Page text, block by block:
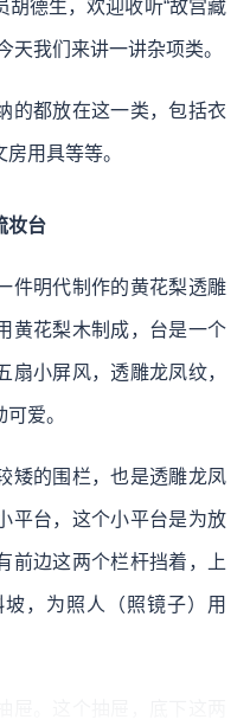
德生，欢迎收听“故宫藏
天我们来讲一讲杂项类。
的都放在这一类，包括衣
用具等等。
妆台
件明代制作的黄花梨透雕
黄花梨木制成，台是一个
小屏风，透雕龙凤纹，
爱。
矮的围栏，也是透雕龙凤
平台，这个小平台是为放
前边这两个栏杆挡着，上
，为照人（照镜子）用